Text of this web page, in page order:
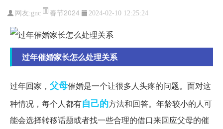
网友:gnc 春节2024 2024-02-10 12:25:24
过年催婚家长怎么处理关系
过年回家， 父母催婚是一个让很多人头疼的问题。面对这
种情况，每个人都有自己的方法和回答。年龄较小的人可
能会选择转移话题或者找一些合理的借口来回应父母的催